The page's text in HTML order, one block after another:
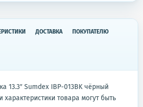
ДОСТАВКА ПОКУПАТЕЛЮ
13.3″ Sumdex IBP-013BK чёрный
товара могут быть